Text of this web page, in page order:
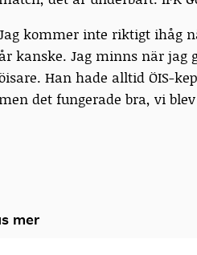
kommer inte riktigt ihåg
år kanske. Jag minns när
Han hade alltid ÖIS-
men det fungerade bra, vi
mer